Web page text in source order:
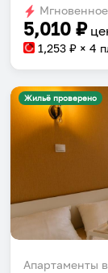
changing
dates.
5,010 ₽
1,253 ₽ × 4
Жильё проверено
Апартаменты